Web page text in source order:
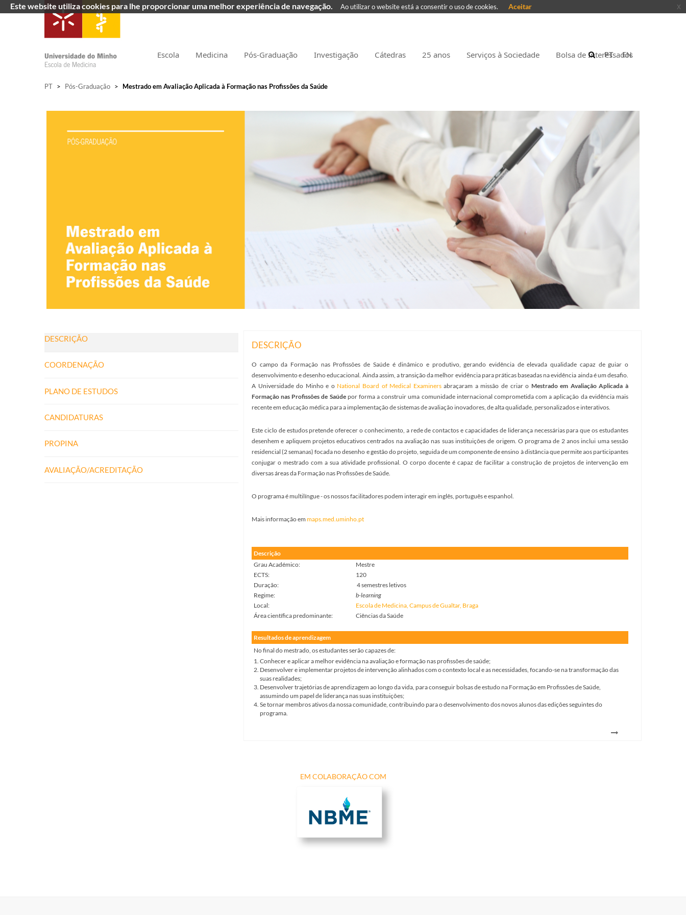
Escola Medicina Pós-Graduação Investigação Cátedras 25 anos Serviços à Sociedade Bolsa de Interessados
EN
PT
PT > Pós-Graduação > Mestrado em Avaliação Aplicada à Formação nas Profissões da Saúde
DESCRIÇÃO
COORDENAÇÃO
PLANO DE ESTUDOS
CANDIDATURAS
PROPINA
AVALIAÇÃO/ACREDITAÇÃO
DESCRIÇÃO
O campo da Formação nas Profissões de Saúde é dinâmico e produtivo, gerando evidência de elevada qualidade capaz de guiar o
desenvolvimento e desenho educacional. Ainda assim, a transição da melhor evidência para práticas baseadas na evidência ainda é um desafio.
A Universidade do Minho e o National Board of Medical Examinersabraçaram a missão de criar o Mestrado em Avaliação Aplicada à
Formação nas Profissões de Saúdepor forma a construir uma comunidade internacional comprometida com a aplicação da evidência mais
recente em educação médica para a implementação de sistemas de avaliação inovadores, de alta qualidade, personalizados e interativos.
Este ciclo de estudos pretende oferecer o conhecimento, a rede de contactos e capacidades de liderança necessárias para que os estudantes
desenhem e apliquem projetos educativos centrados na avaliação nas suas instituições de origem. O programa de 2 anos inclui uma sessão
residencial (2 semanas) focada no desenho e gestão do projeto, seguida de um componente de ensino à distância que permite aos participantes
conjugar o mestrado com a sua atividade profissional. O corpo docente é capaz de facilitar a construção de projetos de intervenção em
diversas áreas da Formação nas Profissões de Saúde.
O programa é multilíngue - os nossos facilitadores podem interagir em inglês, português e espanhol.
Mais informação em maps.med.uminho.pt
Descrição
Grau Académico:
Mestre
ECTS:
120
Duração:
4 semestres letivos
Regime:
b-learning
Local:
Escola de Medicina, Campus de Gualtar, Braga
Área científica predominante:
Ciências da Saúde
Resultados de aprendizagem
No final do mestrado, os estudantes serão capazes de:
1. Conhecer e aplicar a melhor evidência na avaliação e formação nas profissões de saúde;
2. Desenvolver e implementar projetos de intervenção alinhados com o contexto local e as necessidades, focando-se na transformação das
suas realidades;
3. Desenvolver trajetórias de aprendizagem ao longo da vida, para conseguir bolsas de estudo na Formação em Profissões de Saúde,
assumindo um papel de liderança nas suas instituições;
4. Se tornar membros ativos da nossa comunidade, contribuindo para o desenvolvimento dos novos alunos das edições seguintes do
programa.
EM COLABORAÇÃO COM
Este website utiliza cookies para lhe proporcionar uma melhor experiência de navegação. Ao utilizar o website está a consentir o uso de cookies. Aceitar x